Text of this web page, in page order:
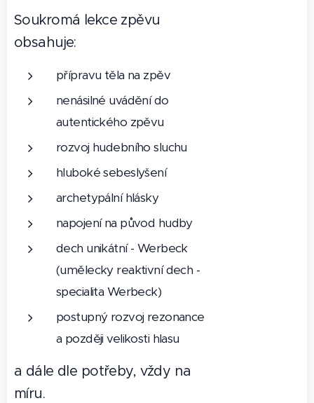
Soukromá lekce zpěvu
obsahuje:
přípravu těla na zpěv
nenásilné uvádění do
autentického zpěvu
rozvoj hudebního sluchu
hluboké sebeslyšení
archetypální hlásky
napojení na původ hudby
dech unikátní - Werbeck
(umělecky reaktivní dech -
specialita Werbeck)
postupný rozvoj rezonance
a později velikosti hlasu
a dále dle potřeby, vždy na
míru.